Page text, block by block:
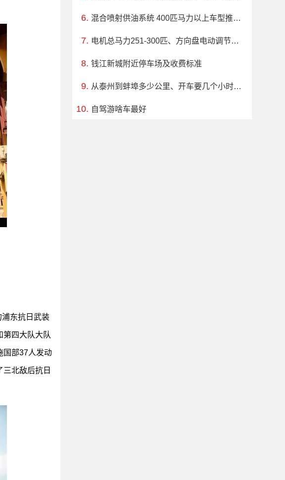
东抗日武装
第四大队大队
国部37人发动
北敌后抗日
混合喷射供油系统 400匹马力以上车型推荐，哪款车好？价格多少？
电机总马力251-300匹、方向盘电动调节，有什么车推荐？哪款好？价格多少？
钱江新城附近停车场及收费标准
从泰州到蚌埠多少公里、开车要几个小时？过路费、油费等
自驾游啥车最好